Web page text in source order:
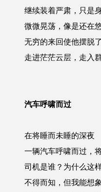
继续装着严肃，只是
微微晃荡，像是还在
无穷的来回使他摆脱
走进茫茫云层，走入
汽车呼啸而过
在将睡而未睡的深夜
一辆汽车呼啸而过，
司机是谁？为什么这
不得而知，但我能想